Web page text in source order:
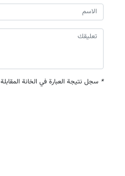
* سجل نتيجة العبارة في الخانة المقابلة